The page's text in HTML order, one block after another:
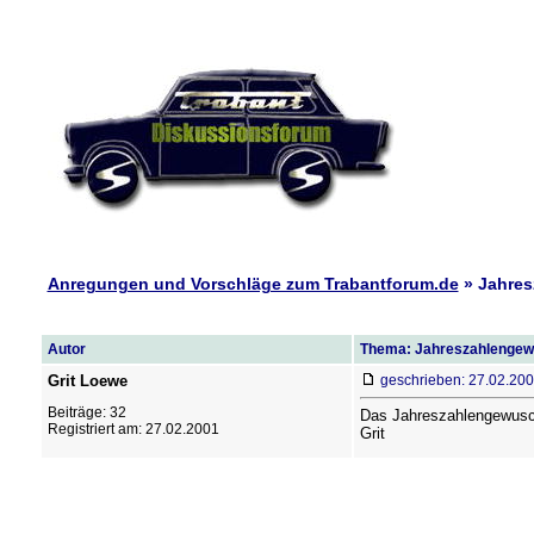
Anregungen und Vorschläge zum Trabantforum.de»
Autor Thema:
Grit Loewe
Beiträge: 32
Registriert am: 27.02.2001
geschrieben:
Das
Grit